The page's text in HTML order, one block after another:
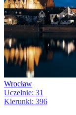
Wrocław
Uczelnie: 31
Kierunki: 396